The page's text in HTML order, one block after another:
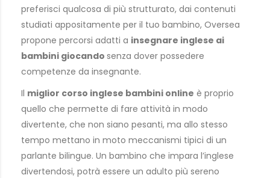
preferisci qualcosa di più strutturato, dai contenuti
studiati appositamente per il tuo bambino, Oversea
propone percorsi adatti a insegnare inglese ai
bambini giocando senza dover possedere
competenze da insegnante.
Il miglior corso inglese bambini online è proprio
quello che permette di fare attività in modo
divertente, che non siano pesanti, ma allo stesso
tempo mettano in moto meccanismi tipici di un
parlante bilingue. Un bambino che impara l’inglese
divertendosi, potrà essere un adulto più sereno